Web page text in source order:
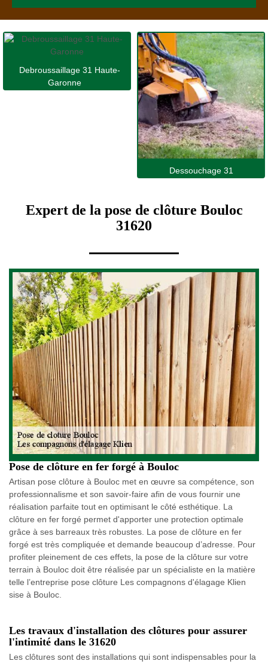
Debroussaillage 31 Haute-
Garonne
Dessouchage 31
Expert de la pose de clôture Bouloc
31620
Pose de clôture en fer forgé à Bouloc
Artisan pose clôture à Bouloc met en œuvre sa compétence, son
professionnalisme et son savoir-faire afin de vous fournir une
réalisation parfaite tout en optimisant le côté esthétique. La
clôture en fer forgé permet d'apporter une protection optimale
grâce à ses barreaux très robustes. La pose de clôture en fer
forgé est très compliquée et demande beaucoup d’adresse. Pour
profiter pleinement de ces effets, la pose de la clôture sur votre
terrain à Bouloc doit être réalisée par un spécialiste en la matière
telle l’entreprise pose clôture Les compagnons d'élagage Klien
sise à Bouloc.
Les travaux d'installation des clôtures pour assurer
l'intimité dans le 31620
Les clôtures sont des installations qui sont indispensables pour la